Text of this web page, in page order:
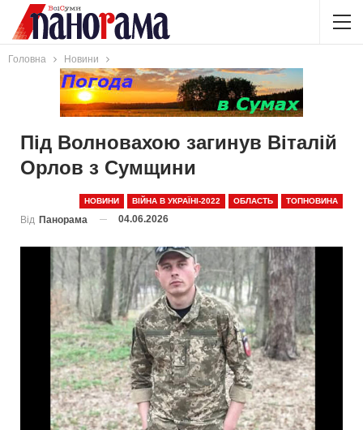
Головна Новини
Під Волновахою загинув Віталій
Орлов з Сумщини
НОВИНИ ВІЙНА В УКРАЇНІ-2022 ОБЛАСТЬ ТОПНОВИНА
Від Панорама 04.06.2026